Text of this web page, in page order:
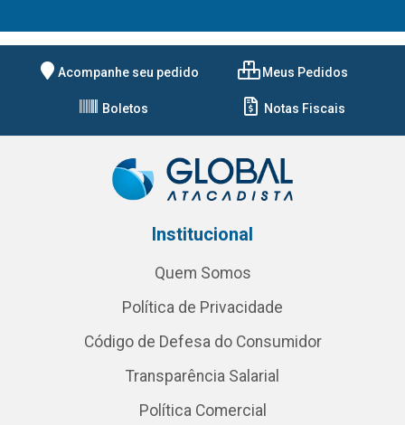
Acompanhe seu pedido Meus Pedidos
Boletos Notas Fiscais
Institucional
Quem Somos
Política de Privacidade
Código de Defesa do Consumidor
Transparência Salarial
Política Comercial